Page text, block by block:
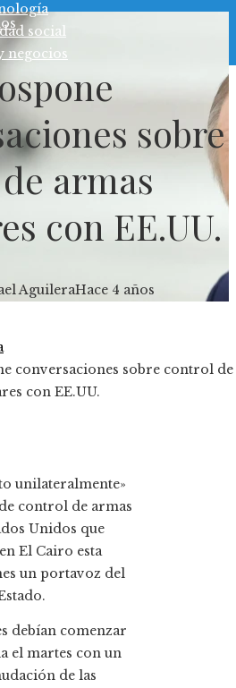
social
negocios
sobre
armas
con EE.UU.
AguileraHace 4 años
conversaciones sobre control de
con EE.UU.
unilateralmente»
control de armas
Unidos que
El Cairo esta
un portavoz del
debían comenzar
el martes con un
de las